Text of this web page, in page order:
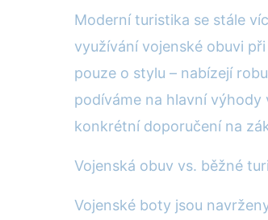
Moderní turistika se stále
využívání vojenské obuvi
pouze o stylu – nabízejí
podíváme na hlavní výhody
konkrétní doporučení na
Vojenská obuv vs. běžné
Vojenské boty jsou